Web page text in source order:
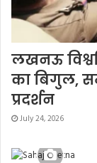
लखनऊ
का बिगुल,
प्रदर्शन
July 24, 2026